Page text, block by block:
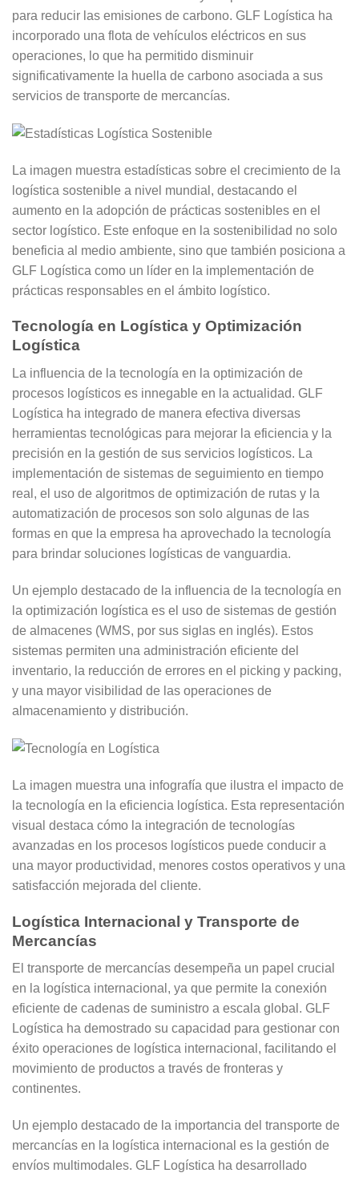
para reducir las emisiones de carbono. GLF Logística ha
incorporado una flota de vehículos eléctricos en sus
operaciones, lo que ha permitido disminuir
significativamente la huella de carbono asociada a sus
servicios de transporte de mercancías.
La imagen muestra estadísticas sobre el crecimiento de la
logística sostenible a nivel mundial, destacando el
aumento en la adopción de prácticas sostenibles en el
sector logístico. Este enfoque en la sostenibilidad no solo
beneficia al medio ambiente, sino que también posiciona a
GLF Logística como un líder en la implementación de
prácticas responsables en el ámbito logístico.
Tecnología en Logística y Optimización
Logística
La influencia de la tecnología en la optimización de
procesos logísticos es innegable en la actualidad. GLF
Logística ha integrado de manera efectiva diversas
herramientas tecnológicas para mejorar la eficiencia y la
precisión en la gestión de sus servicios logísticos. La
implementación de sistemas de seguimiento en tiempo
real, el uso de algoritmos de optimización de rutas y la
automatización de procesos son solo algunas de las
formas en que la empresa ha aprovechado la tecnología
para brindar soluciones logísticas de vanguardia.
Un ejemplo destacado de la influencia de la tecnología en
la optimización logística es el uso de sistemas de gestión
de almacenes (WMS, por sus siglas en inglés). Estos
sistemas permiten una administración eficiente del
inventario, la reducción de errores en el picking y packing,
y una mayor visibilidad de las operaciones de
almacenamiento y distribución.
La imagen muestra una infografía que ilustra el impacto de
la tecnología en la eficiencia logística. Esta representación
visual destaca cómo la integración de tecnologías
avanzadas en los procesos logísticos puede conducir a
una mayor productividad, menores costos operativos y una
satisfacción mejorada del cliente.
Logística Internacional y Transporte de
Mercancías
El transporte de mercancías desempeña un papel crucial
en la logística internacional, ya que permite la conexión
eficiente de cadenas de suministro a escala global. GLF
Logística ha demostrado su capacidad para gestionar con
éxito operaciones de logística internacional, facilitando el
movimiento de productos a través de fronteras y
continentes.
Un ejemplo destacado de la importancia del transporte de
mercancías en la logística internacional es la gestión de
envíos multimodales. GLF Logística ha desarrollado